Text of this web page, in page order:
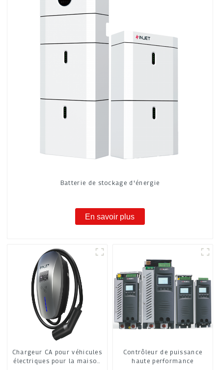
Batterie de stockage d'énergie
En savoir plus
Chargeur CA pour véhicules
électriques pour la maison
Contrôleur de puissance
haute performance